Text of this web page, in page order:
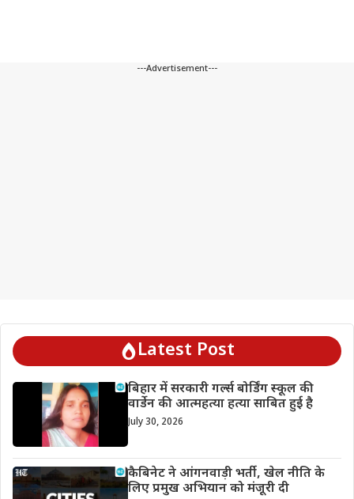
---Advertisement---
Latest Post
बिहार में सरकारी गर्ल्स बोर्डिंग स्कूल की
वार्डेन की आत्महत्या हत्या साबित हुई है
July 30, 2026
कैबिनेट ने आंगनवाड़ी भर्ती, खेल नीति के
लिए प्रमुख अभियान को मंजूरी दी